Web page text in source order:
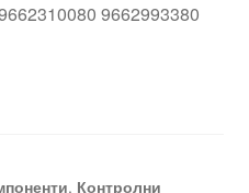
9662993380
, Контролни